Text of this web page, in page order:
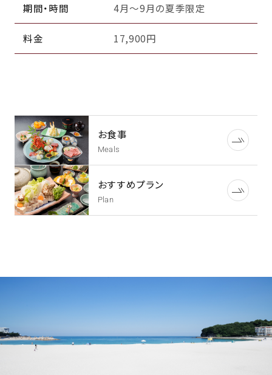
期間・時間 4月～9月の夏季限定
料金 17,900円
お食事
Meals
おすすめプラン
Plan